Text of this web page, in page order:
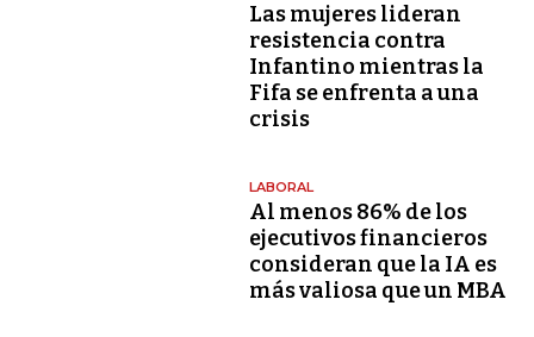
Las mujeres lideran
resistencia contra
Infantino mientras la
Fifa se enfrenta a una
crisis
LABORAL
Al menos 86% de los
ejecutivos financieros
consideran que la IA es
más valiosa que un MBA